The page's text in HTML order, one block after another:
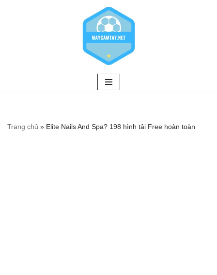
Trang chủ » Elite Nails And Spa? 198 hình tải Free hoàn toàn